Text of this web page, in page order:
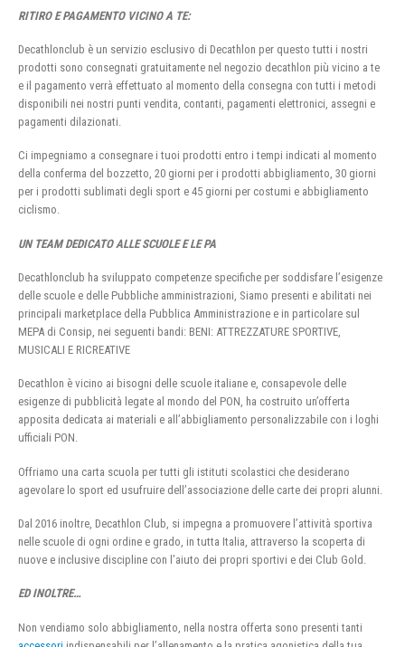
RITIRO E PAGAMENTO VICINO A TE:
Decathlonclub è un servizio esclusivo di Decathlon per questo tutti i nostri
prodotti sono consegnati gratuitamente nel negozio decathlon più vicino a te
e il pagamento verrà effettuato al momento della consegna con tutti i metodi
disponibili nei nostri punti vendita, contanti, pagamenti elettronici, assegni e
pagamenti dilazionati.
Ci impegniamo a consegnare i tuoi prodotti entro i tempi indicati al momento
della conferma del bozzetto, 20 giorni per i prodotti abbigliamento, 30 giorni
per i prodotti sublimati degli sport e 45 giorni per costumi e abbigliamento
ciclismo.
UN TEAM DEDICATO ALLE SCUOLE E LE PA
Decathlonclub ha sviluppato competenze specifiche per soddisfare l’esigenze
delle scuole e delle Pubbliche amministrazioni, Siamo presenti e abilitati nei
principali marketplace della Pubblica Amministrazione e in particolare sul
MEPA di Consip, nei seguenti bandi: BENI: ATTREZZATURE SPORTIVE,
MUSICALI E RICREATIVE
Decathlon è vicino ai bisogni delle scuole italiane e, consapevole delle
esigenze di pubblicità legate al mondo del PON, ha costruito un’offerta
apposita dedicata ai materiali e all’abbigliamento personalizzabile con i loghi
ufficiali PON.
Offriamo una carta scuola per tutti gli istituti scolastici che desiderano
agevolare lo sport ed usufruire dell’associazione delle carte dei propri alunni.
Dal 2016 inoltre, Decathlon Club, si impegna a promuovere l’attività sportiva
nelle scuole di ogni ordine e grado, in tutta Italia, attraverso la scoperta di
nuove e inclusive discipline con l’aiuto dei propri sportivi e dei Club Gold.
ED INOLTRE…
Non vendiamo solo abbigliamento, nella nostra offerta sono presenti tanti